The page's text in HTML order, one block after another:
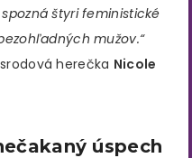
štyri feministické
mužov.“
herečka Nicole
úspech